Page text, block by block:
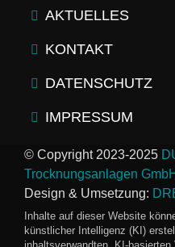
AKTUELLES
KONTAKT
DATENSCHUTZ
IMPRESSUM
© Copyright 2023-2025
Trocknungsanlagen GmbH
Design & Umsetzung:
Inhalte auf dieser Website
künstlicher Intelligenz (KI)